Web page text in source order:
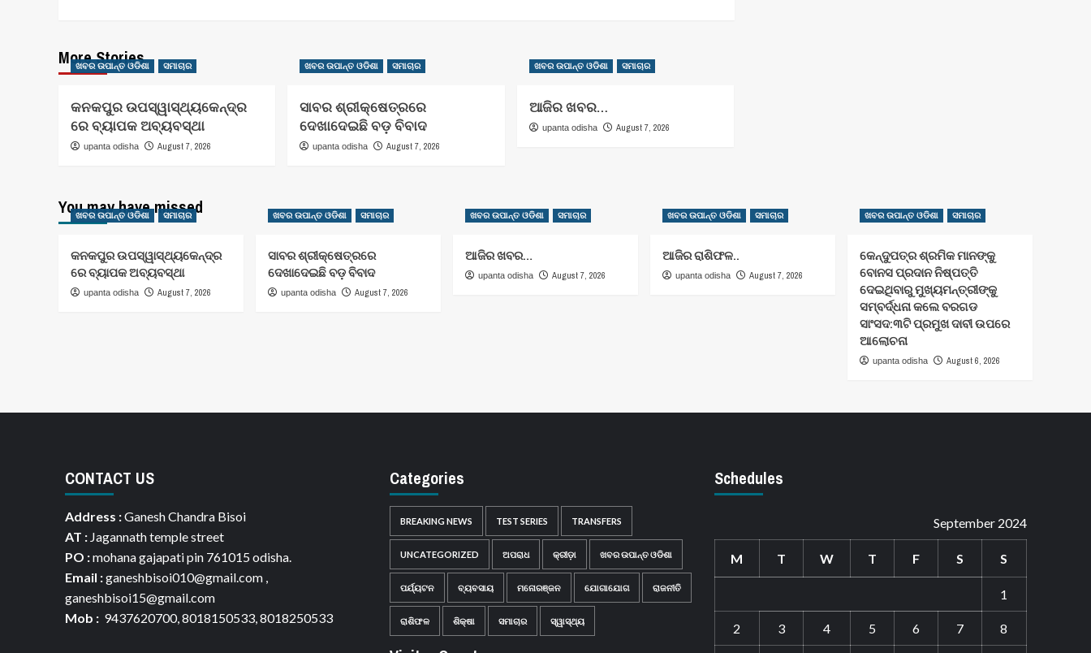
More Stories
ଖବର ଉପାନ୍ତ ଓଡିଶା ସମାଚାର
କନକପୁର ଉପସ୍ୱାସ୍ଥ୍ୟକେନ୍ଦ୍ର
ରେ ବ୍ୟାପକ ଅବ୍ୟବସ୍ଥା
upanta odisha August 7, 2026
ଖବର ଉପାନ୍ତ ଓଡିଶା ସମାଚାର
ସାବର ଶ୍ରୀକ୍ଷେତ୍ରରେ
ଦେଖାଦେଇଛି ବଡ଼ ବିବାଦ
upanta odisha August 7, 2026
ଖବର ଉପାନ୍ତ ଓଡିଶା ସମାଚାର
ଆଜିର ଖବର…
upanta odisha August 7, 2026
You may have missed
ଖବର ଉପାନ୍ତ ଓଡିଶା ସମାଚାର
କନକପୁର ଉପସ୍ୱାସ୍ଥ୍ୟକେନ୍ଦ୍ର
ରେ ବ୍ୟାପକ ଅବ୍ୟବସ୍ଥା
upanta odisha August 7, 2026
ଖବର ଉପାନ୍ତ ଓଡିଶା ସମାଚାର
ସାବର ଶ୍ରୀକ୍ଷେତ୍ରରେ
ଦେଖାଦେଇଛି ବଡ଼ ବିବାଦ
upanta odisha August 7, 2026
ଖବର ଉପାନ୍ତ ଓଡିଶା ସମାଚାର
ଆଜିର ଖବର…
upanta odisha August 7, 2026
ଖବର ଉପାନ୍ତ ଓଡିଶା ସମାଚାର
ଆଜିର ରାଶିଫଳ..
upanta odisha August 7, 2026
ଖବର ଉପାନ୍ତ ଓଡିଶା ସମାଚାର
କେନ୍ଦୁପତ୍ର ଶ୍ରମିକ ମାନଙ୍କୁ
ବୋନସ ପ୍ରଦାନ ନିଷ୍ପତ୍ତି
ଦେଇଥିବାରୁ ମୁଖ୍ୟମନ୍ତ୍ରୀଙ୍କୁ
ସମ୍ବର୍ଦ୍ଧନା କଲେ ବରଗଡ
ସାଂସଦ:୩ଟି ପ୍ରମୁଖ ଦାବୀ ଉପରେ
ଆଲୋଚନା
upanta odisha August 6, 2026
CONTACT US
Address :Ganesh Chandra Bisoi
AT :Jagannath temple street
PO :mohana gajapati pin 761015 odisha.
Email :ganeshbisoi010@gmail.com ,
ganeshbisoi15@gmail.com
Mob :9437620700, 8018150533, 8018250533
Categories
BREAKING NEWS TEST SERIES TRANSFERS
UNCATEGORIZED ଅପରାଧ କ୍ରୀଡ଼ା ଖବର ଉପାନ୍ତ ଓଡିଶା
ପର୍ଯ୍ୟଟନ ବ୍ୟବସାୟ ମନୋରଞ୍ଜନ ଯୋଗାଯୋଗ ରାଜନୀତି
ରାଶିଫଳ ଶିକ୍ଷା ସମାଚାର ସ୍ୱାସ୍ଥ୍ୟ
Schedules
September 2024
M T W T F S S
1
2 3 4 5 6 7 8